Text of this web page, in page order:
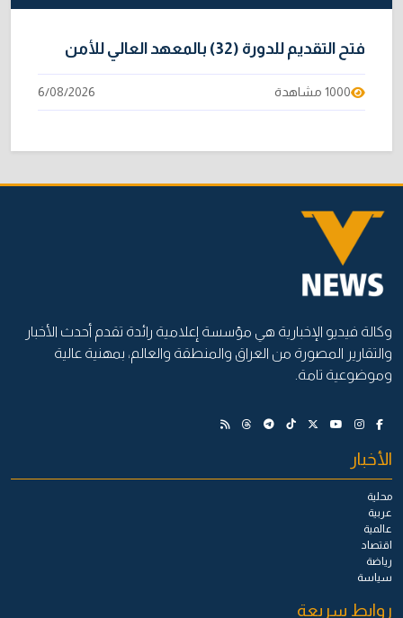
فتح التقديم للدورة (32) بالمعهد العالي للأمن
1000 مشاهدة 6/08/2026
وكالة فيديو الإخبارية هي مؤسسة إعلامية رائدة تقدم أحدث الأخبار
والتقارير المصورة من العراق والمنطقة والعالم، بمهنية عالية
وموضوعية تامة.
الأخبار
محلية
عربية
عالمية
اقتصاد
رياضة
سياسة
روابط سريعة